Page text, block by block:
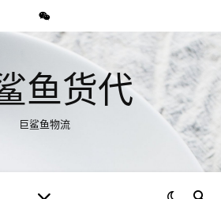
鱼货代
巨鲨鱼物流